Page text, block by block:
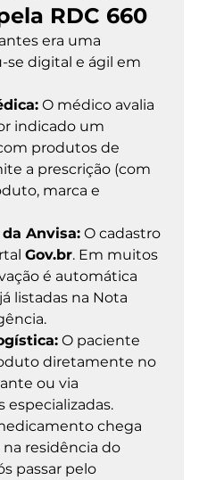
RDC 660
era uma
se digital e ágil em
O médico avalia
indicado um
produtos de
a prescrição (com
marca e
Anvisa: O cadastro
Gov.br. Em muitos
é automática
listadas na Nota
O paciente
diretamente no
ou via
especializadas.
chega
residência do
passar pelo